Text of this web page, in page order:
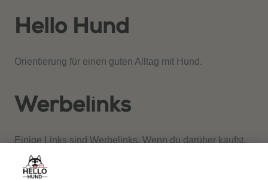
Hello Hund
Orientierung für einen guten Alltag mit Hund.
Werbelinks
Einige Links sind Werbelinks. Wenn du darüber kaufst,
erhalten wir gegebenenfalls eine Provision. Für dich
entstehen keine Mehrkosten.